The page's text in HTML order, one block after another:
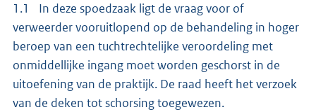
1.1 In deze spoedzaak ligt de vraag voor of
verweerder vooruitlopend op de behandeling in hoger
beroep van een tuchtrechtelijke veroordeling met
onmiddellijke ingang moet worden geschorst in de
uitoefening van de praktijk. De raad heeft het verzoek
van de deken tot schorsing toegewezen.